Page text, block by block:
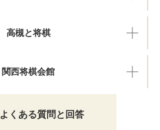
高槻と将棋
関西将棋会館
よくある質問と回答